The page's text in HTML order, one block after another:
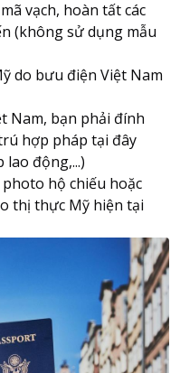
vạch, hoàn tất các
(không sử dụng mẫu
do bưu điện Việt Nam
Nam, bạn phải đính
hợp pháp tại đây
động,...)
hộ chiếu hoặc
thị thực Mỹ hiện tại